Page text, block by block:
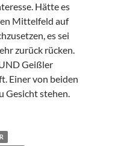
Hätte es
Mittelfeld auf
es sei
zurück rücken.
Geißler
Einer von beiden
Gesicht stehen.